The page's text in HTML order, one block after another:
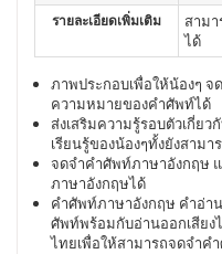
รายละเอียดเพิ่มเติม
สาม
ได้
ภาพประกอบเพื่อให้น้องๆ
ความหมายของคำศัพท์ได้
ส่งเสริมความรู้รอบตัวเกี่ย
เรียนรู้ของน้องๆทั้งยังสาม
จดจำคำศัพท์ภาษาอังกฤษ
ภาษาอังกฤษได้
คำศัพท์ภาษาอังกฤษ คำอ่า
ศัพท์พร้อมกับอ่านออกเสียง
ไทยเพื่อให้สามารถจดจำค